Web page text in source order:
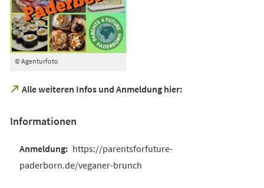
© Agenturfoto
Alle weiteren Infos und Anmeldung hier:
(Öffnet
neuen
Informationen
https://parentsforfuture-
paderborn.de/veganer-brunch